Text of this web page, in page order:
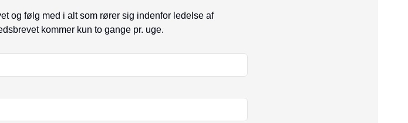
og følg med i alt som rører sig indenfor ledelse af
kommer kun to gange pr. uge.